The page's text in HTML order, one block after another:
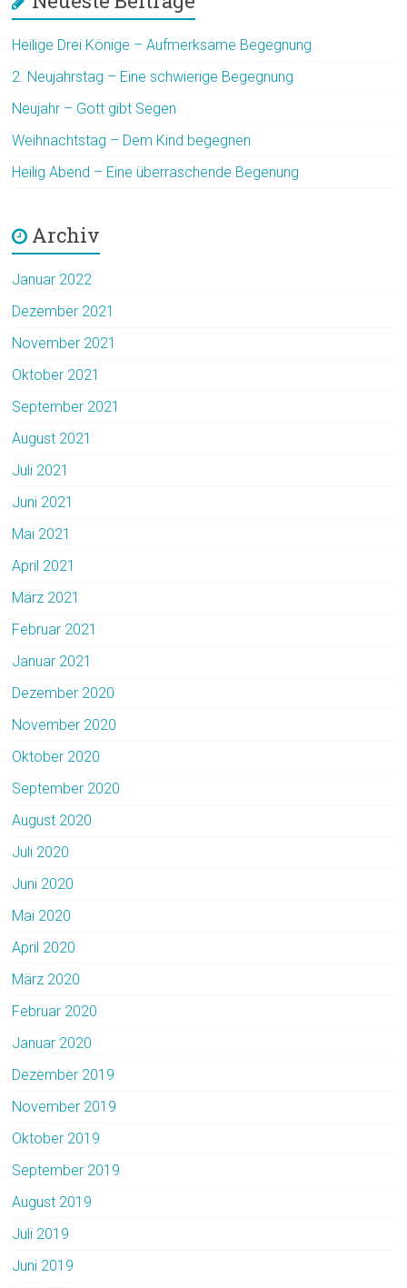
Heilige Drei Könige – Aufmerksame Begegnung
2. Neujahrstag – Eine schwierige Begegnung
Neujahr – Gott gibt Segen
Weihnachtstag – Dem Kind begegnen
Heilig Abend – Eine überraschende Begenung
Archiv
Januar 2022
Dezember 2021
November 2021
Oktober 2021
September 2021
August 2021
Juli 2021
Juni 2021
Mai 2021
April 2021
März 2021
Februar 2021
Januar 2021
Dezember 2020
November 2020
Oktober 2020
September 2020
August 2020
Juli 2020
Juni 2020
Mai 2020
April 2020
März 2020
Februar 2020
Januar 2020
Dezember 2019
November 2019
Oktober 2019
September 2019
August 2019
Juli 2019
Juni 2019